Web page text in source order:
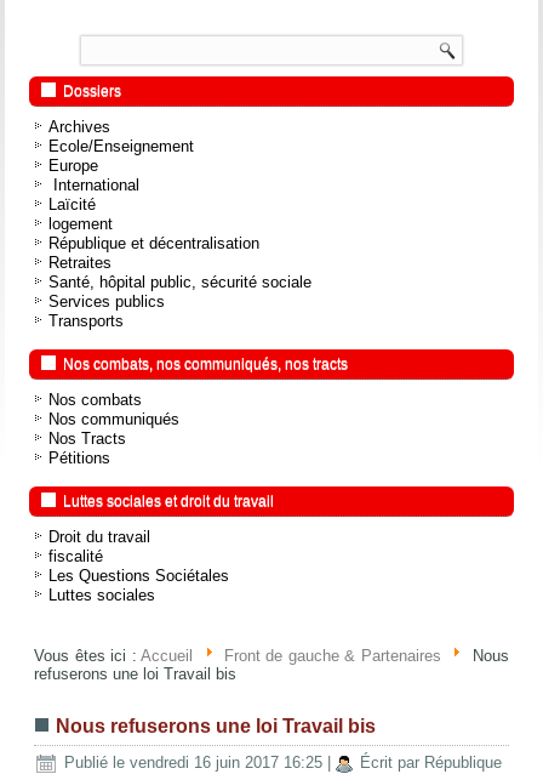
Dossiers
Archives
Ecole/Enseignement
Europe
International
Laïcité
logement
République et décentralisation
Retraites
Santé, hôpital public, sécurité sociale
Services publics
Transports
Nos combats, nos communiqués, nos tracts
Nos combats
Nos communiqués
Nos Tracts
Pétitions
Luttes sociales et droit du travail
Droit du travail
fiscalité
Les Questions Sociétales
Luttes sociales
Vous êtes ici :Accueil Front de gauche & Partenaires
Nous
refuserons une loi Travail bis
Nous refuserons une loi Travail bis
Publié le vendredi 16 juin 2017 16:25
Écrit par République